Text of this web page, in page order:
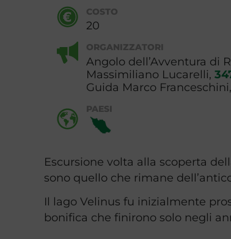
COSTO
20
ORGANIZZATORI
Angolo dell’Avventura di
Massimiliano Lucarelli,
Guida Marco
PAESI
Escursione volta alla scoperta
sono quello che rimane
Il lago Velinus fu inizialmente
bonifica che finirono solo negli